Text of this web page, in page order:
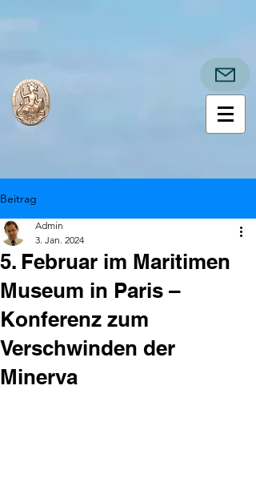
Beitrag
5. Februar im Maritimen
Museum in Paris –
Konferenz zum
Verschwinden der
Minerva
Admin
3. Jan. 2024